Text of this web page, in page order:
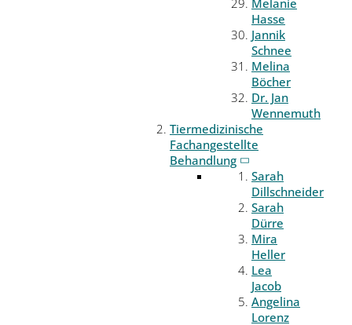
Melanie
Hasse
Jannik
Schnee
Melina
Böcher
Dr. Jan
Wennemuth
Tiermedizinische
Fachangestellte
Behandlung
Sarah
Dillschneider
Sarah
Dürre
Mira
Heller
Lea
Jacob
Angelina
Lorenz